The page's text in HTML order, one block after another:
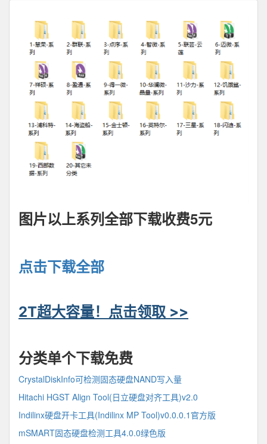
图片以上系列全部下载收费5元
点击下载全部
2T超大容量！点击领取 >>
分类单个下载免费
CrystalDiskInfo可检测固态硬盘NAND写入量
Hitachi HGST Align Tool(日立硬盘对齐工具)v2.0
Indilinx硬盘开卡工具(Indilinx MP Tool)v0.0.0.1官方版
mSMART固态硬盘检测工具4.0.0绿色版